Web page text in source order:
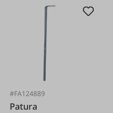
#FA124889
Patura